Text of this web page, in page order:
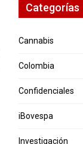
Categorías
Cannabis
Colombia
Confidenciales
iBovespa
Investigación